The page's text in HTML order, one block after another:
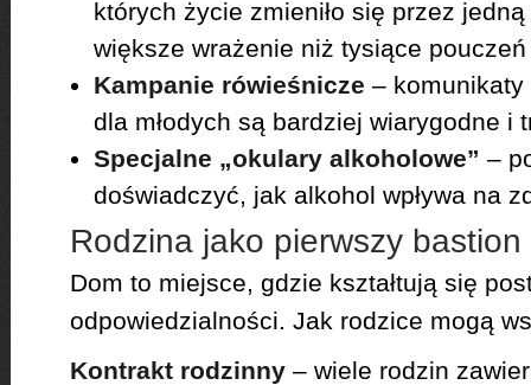
których życie zmieniło się przez
większe wrażenie niż tysiące pouczeń
Kampanie rówieśnicze – komunikaty
dla młodych są bardziej wiarygodne i
Specjalne „okulary alkoholowe” –
doświadczyć, jak alkohol wpływa na
Rodzina jako pierwszy
Dom to miejsce, gdzie kształtują się
odpowiedzialności. Jak rodzice mogą
Kontrakt rodzinny– wiele rodzin